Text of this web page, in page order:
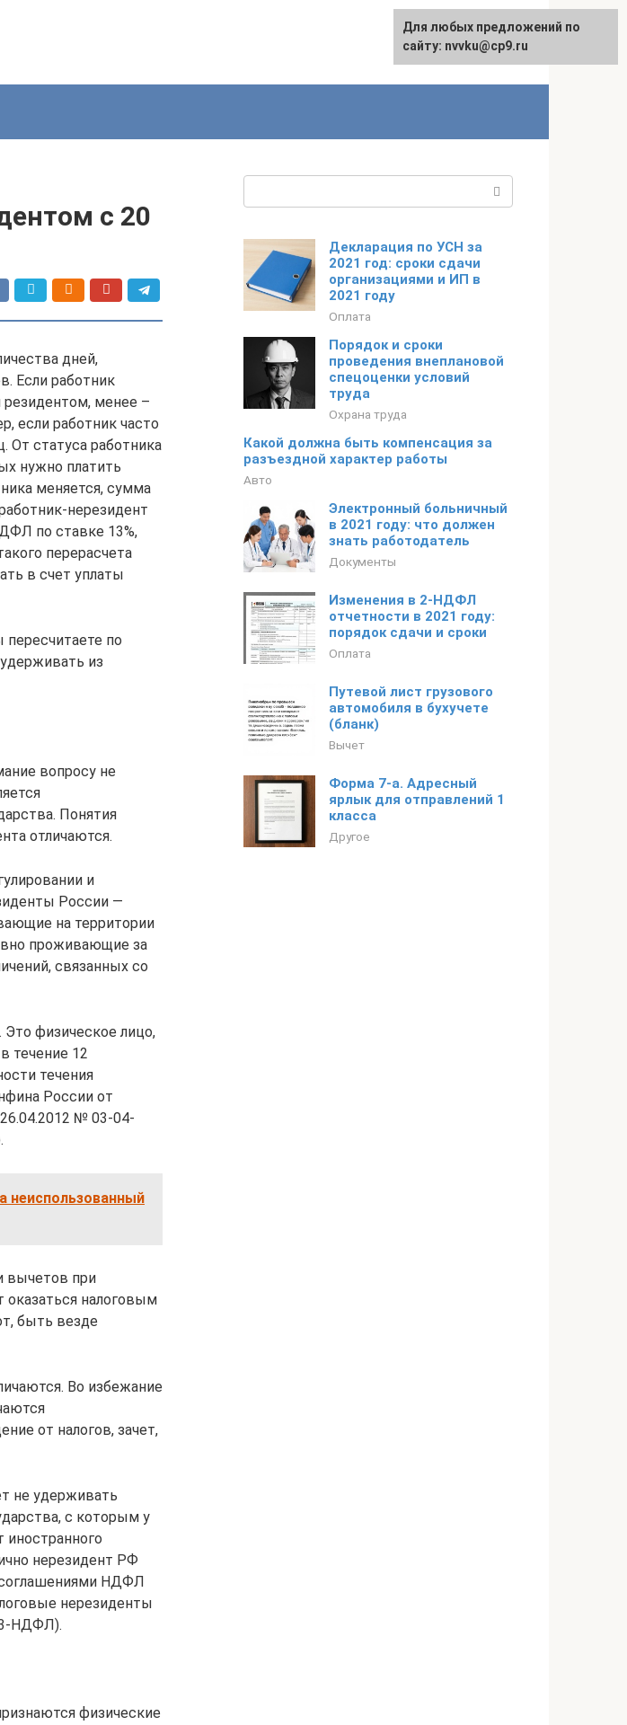
English
с 20
дней,
Если работник
резидентом, менее –
если работник часто
От статуса работника
нужно платить
меняется, сумма
нерезидент
по ставке 13%,
перерасчета
в счет уплаты
пересчитаете по
из
вопросу не
Понятия
отличаются.
и
России —
на территории
проживающие за
связанных со
физическое лицо,
течение 12
течения
России от
№ 03-04-
неиспользованный
вычетов при
оказаться налоговым
быть везде
Во избежание
от налогов, зачет,
не удерживать
с которым у
нерезидент РФ
НДФЛ
нерезиденты
3-НДФЛ).
физические
Декларация по УСН за
2021 год: сроки сдачи
организациями и ИП в
2021 году
Оплата
Порядок и сроки
проведения внеплановой
спецоценки условий
труда
Охрана труда
Какой должна быть компенсация за
разъездной характер работы
Авто
Электронный больничный
в 2021 году: что должен
знать работодатель
Документы
Изменения в 2-НДФЛ
отчетности в 2021 году:
порядок сдачи и сроки
Оплата
Путевой лист грузового
автомобиля в бухучете
(бланк)
Вычет
Форма 7-а. Адресный
ярлык для отправлений 1
класса
Другое
Для любых предложений по
сайту: nvvku@cp9.ru